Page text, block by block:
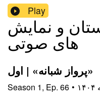
Play
و نمایش
های صوتی
پرواز شبانه» | اول»
Season 1, Ep. 66 •